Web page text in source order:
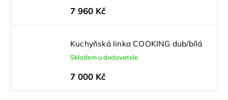
7 960 Kč
Kuchyňská linka COOKING dub/bílá
Skladem u dodavatele
7 000 Kč